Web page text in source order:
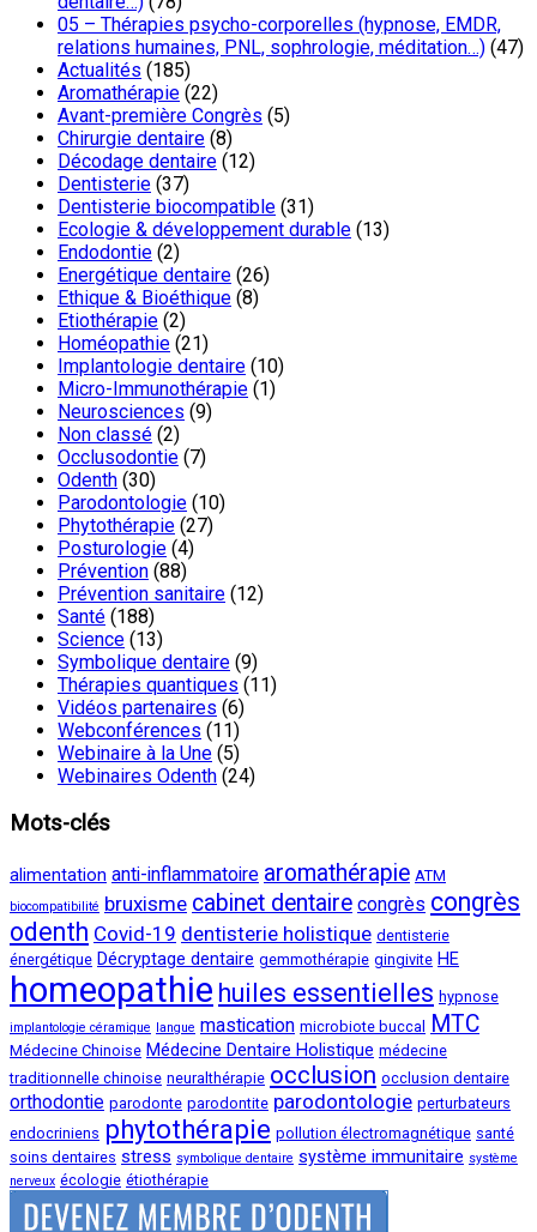
05 – Thérapies psycho-corporelles (hypnose, EMDR,
relations humaines, PNL, sophrologie, méditation…) (47)
Actualités (185)
Aromathérapie (22)
Avant-première Congrès (5)
Chirurgie dentaire (8)
Décodage dentaire (12)
Dentisterie (37)
Dentisterie biocompatible (31)
Ecologie & développement durable (13)
Endodontie (2)
Energétique dentaire (26)
Ethique & Bioéthique (8)
Etiothérapie (2)
Homéopathie (21)
Implantologie dentaire (10)
Micro-Immunothérapie (1)
Neurosciences (9)
Non classé (2)
Occlusodontie (7)
Odenth (30)
Parodontologie (10)
Phytothérapie (27)
Posturologie (4)
Prévention (88)
Prévention sanitaire (12)
Santé (188)
Science (13)
Symbolique dentaire (9)
Thérapies quantiques (11)
Vidéos partenaires (6)
Webconférences (11)
Webinaire à la Une (5)
Webinaires Odenth (24)
Mots-clés
alimentation anti-inflammatoire aromathérapie ATM
biocompatibilité bruxisme cabinet dentaire congrès congrès
odenth Covid-19 dentisterie holistique dentisterie
énergétique Décryptage dentaire gemmothérapie gingivite HE
homeopathie huiles essentielles hypnose
implantologie céramique langue mastication microbiote buccal MTC
Médecine Chinoise Médecine Dentaire Holistique médecine
traditionnelle chinoise neuralthérapie occlusion occlusion dentaire
orthodontie parodonte parodontite parodontologie perturbateurs
endocriniens phytothérapie pollution électromagnétique santé
soins dentaires stress symbolique dentaire système immunitaire système
nerveux écologie étiothérapie